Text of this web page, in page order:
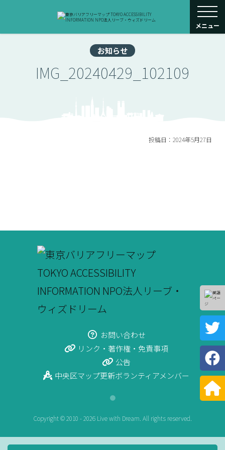
メニュー
お知らせ
IMG_20240429_102109
投稿日：2024年5月27日
お問い合わせ
リンク・著作権・免責事項
公告
中央区マップ更新ボランティアメンバー
●
Copyright © 2010 - 2026 Live with Dream. All rights reserved.